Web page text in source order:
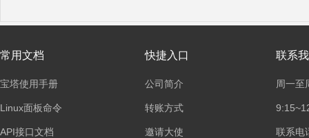
常用文档
宝塔使用手册
Linux面板命令
API接口文档
快捷入口
公司简介
转账方式
邀请大使
联系
周一至
联系电